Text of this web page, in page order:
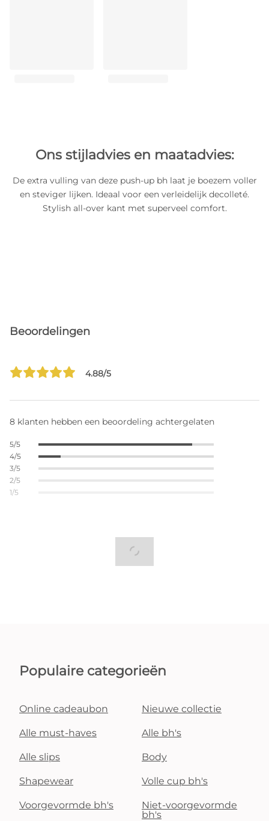
Ons stijladvies en maatadvies:
De extra vulling van deze push-up bh laat je boezem voller
en steviger lijken. Ideaal voor een verleidelijk decolleté.
Stylish all-over kant met superveel comfort.
Beoordelingen
4.88/5
8 klanten hebben een beoordeling achtergelaten
5/5
4/5
3/5
2/5
1/5
Populaire categorieën
Online cadeaubon Nieuwe collectie
Alle must-haves Alle bh's
Alle slips Body
Shapewear Volle cup bh's
Voorgevormde bh's
Niet-voorgevormde
bh's